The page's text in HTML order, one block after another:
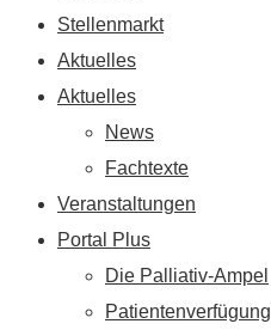
Stellenmarkt
Aktuelles
Aktuelles
News
Fachtexte
Veranstaltungen
Portal Plus
Die Palliativ-Ampel
Patientenverfügung